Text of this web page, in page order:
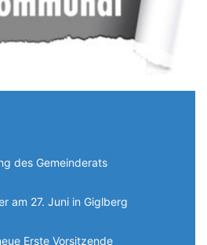
des Gemeinderats
am 27. Juni in Giglberg
Erste Vorsitzende